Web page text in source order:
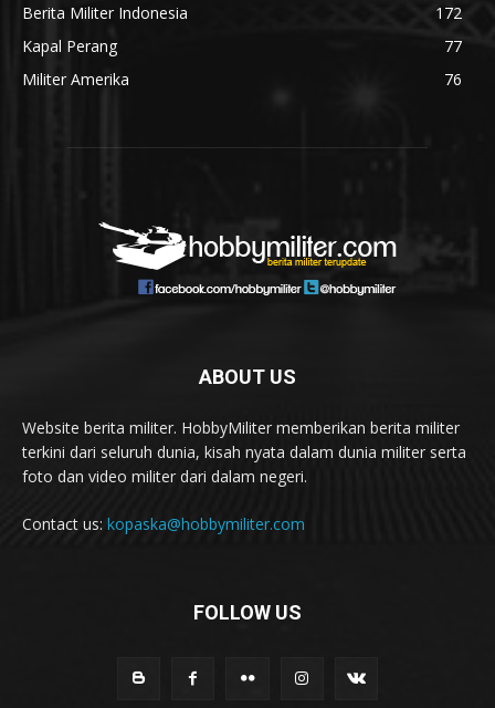
Berita Militer Indonesia
172
Kapal Perang
77
Militer Amerika
76
ABOUT US
Website berita militer. HobbyMiliter memberikan berita militer
terkini dari seluruh dunia, kisah nyata dalam dunia militer serta
foto dan video militer dari dalam negeri.
Contact us: kopaska@hobbymiliter.com
FOLLOW US